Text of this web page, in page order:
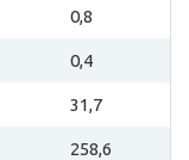
0,8
0,4
31,7
258,6